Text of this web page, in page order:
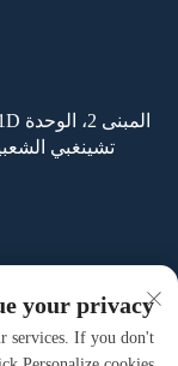
تشينغبي
your privacy
services. If you don't